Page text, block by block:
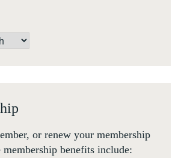
or renew your membership
membership benefits include: